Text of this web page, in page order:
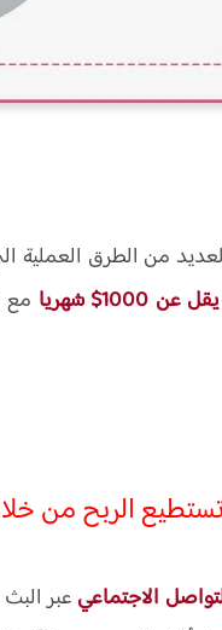
من الطرق
شهريا
مع
الربح من
الاجتماعي